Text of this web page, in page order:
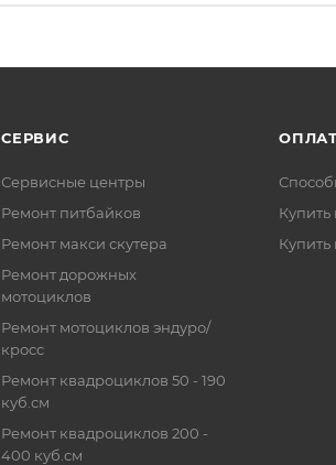
СЕРВИС
Сервисные центры
Ремонт питбайков
Ремонт макси скутера
Ремонт дорожных
мотоциклов
Ремонт мотоциклов эндуро/
кросс
Ремонт квадроциклов 50 - 190
куб.см
Ремонт квадроциклов 200 -
400 куб.см
Купить
Купить